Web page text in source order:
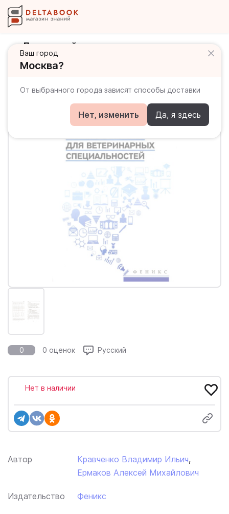
Ваш город
Москва?
От выбранного города зависят способы доставки
Нет, изменить Да, я здесь
Латинский язык для ветеринарных
специальностей / Учебник для вузов
0 0 оценок Русский
Автор Кравченко Владимир Ильич,
Ермаков Алексей Михайлович
Издательство Феникс
Нет в наличии